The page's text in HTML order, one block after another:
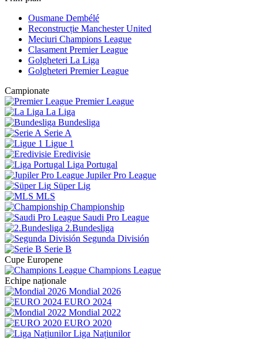
Ousmane Dembélé
Reconstrucție Manchester United
Meciuri Champions League
Clasament Premier League
Golgheteri La Liga
Golgheteri Premier League
Campionate
Premier League
La Liga
Bundesliga
Serie A
Ligue 1
Eredivisie
Liga Portugal
Jupiler Pro League
Süper Lig
MLS
Championship
Saudi Pro League
2.Bundesliga
Segunda División
Serie B
Cupe Europene
Champions League
Echipe naționale
Mondial 2026
EURO 2024
Mondial 2022
EURO 2020
Liga Națiunilor